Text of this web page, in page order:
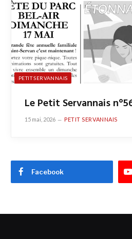
PETIT SERVANNAIS
Le Petit Servannais
15 mai, 2026 PETIT SERVANNAIS
Facebook